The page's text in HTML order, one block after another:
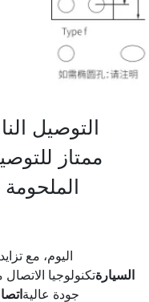
التوصيل
ممتاز
اليوم، مع
السيارةتكنولوجيا
جودة عالية